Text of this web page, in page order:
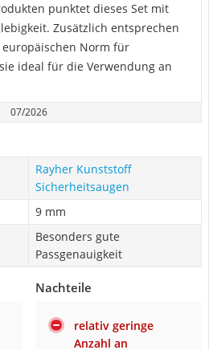
punktet dieses Set mit
Zusätzlich entsprechen
Norm für
ideal für die Verwendung an
07/2026
Rayher Kunststoff
Sicherheitsaugen
9 mm
Besonders gute
Passgenauigkeit
Nachteile
relativ geringe
Anzahl an